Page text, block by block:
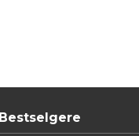
Bestselgere